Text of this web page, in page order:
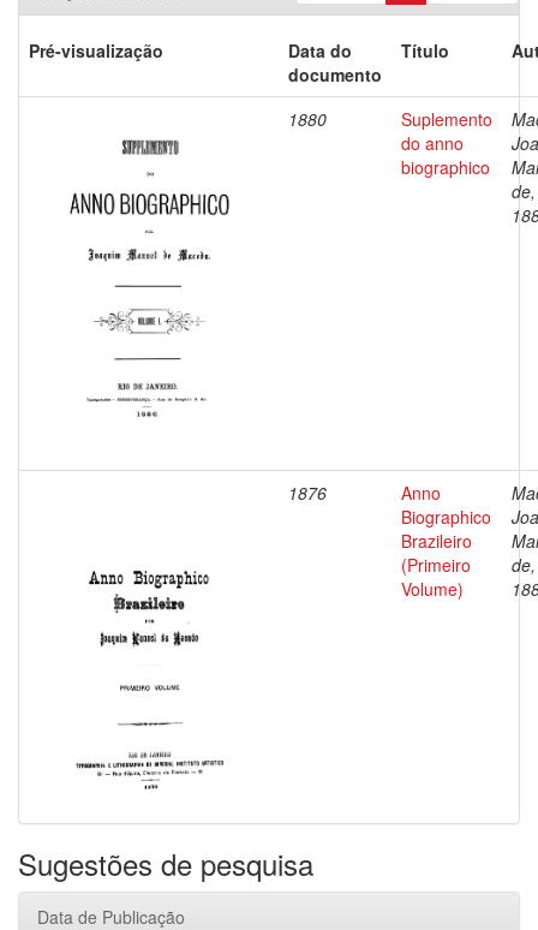
Pré-visualização
Data do
documento
Título
1880
Suplemento
do anno
biographico
1876
Anno
Biographico
Brazileiro
(Primeiro
Volume)
Sugestões de pesquisa
Data de Publicação